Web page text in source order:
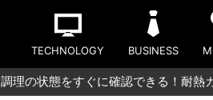
TECHNOLOGY BUSINESS
調理の状態をすぐに確認できる！耐熱